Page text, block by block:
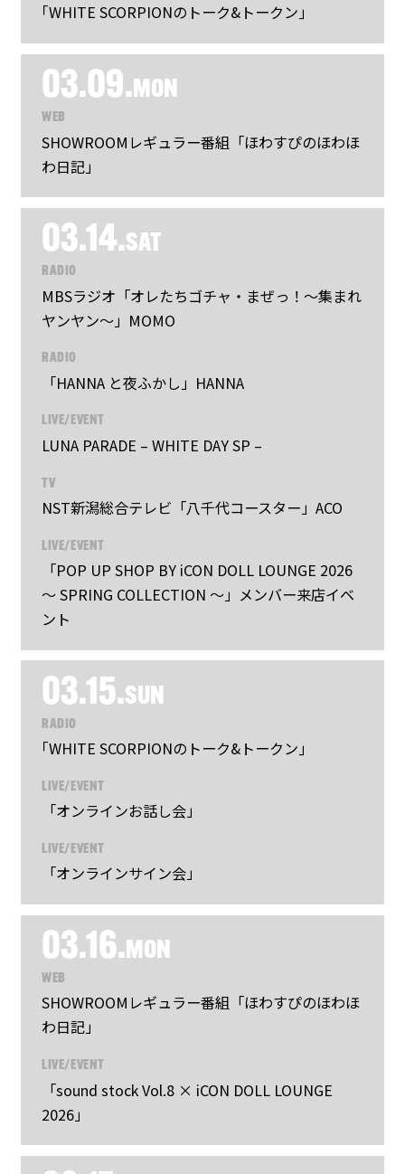
｢WHITE SCORPIONのトーク&トークン｣
03.09.MON
WEB
SHOWROOMレギュラー番組「ほわすぴのほわほ
わ日記」
03.14.SAT
RADIO
MBSラジオ「オレたちゴチャ・まぜっ！～集まれ
ヤンヤン～」MOMO
RADIO
「HANNA と夜ふかし」HANNA
LIVE/EVENT
LUNA PARADE – WHITE DAY SP –
TV
NST新潟総合テレビ「八千代コースター」ACO
LIVE/EVENT
「POP UP SHOP BY iCON DOLL LOUNGE 2026
～ SPRING COLLECTION ～」メンバー来店イベ
ント
03.15.SUN
RADIO
｢WHITE SCORPIONのトーク&トークン｣
LIVE/EVENT
「オンラインお話し会」
LIVE/EVENT
「オンラインサイン会」
03.16.MON
WEB
SHOWROOMレギュラー番組「ほわすぴのほわほ
わ日記」
LIVE/EVENT
「sound stock Vol.8 × iCON DOLL LOUNGE
2026」